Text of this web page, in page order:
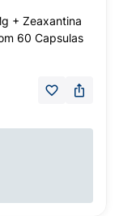
+ Zeaxantina
60 Capsulas